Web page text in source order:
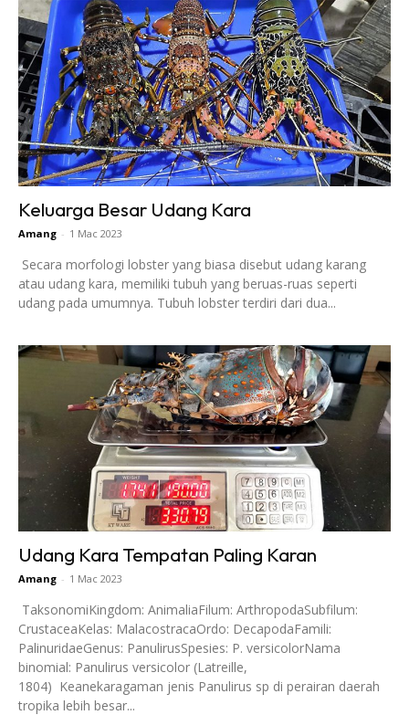
Keluarga Besar Udang Kara
Amang - 1 Mac 2023
Secara morfologi lobster yang biasa disebut udang karang
atau udang kara, memiliki tubuh yang beruas-ruas seperti
udang pada umumnya. Tubuh lobster terdiri dari dua...
Udang Kara Tempatan Paling Karan
Amang - 1 Mac 2023
TaksonomiKingdom: AnimaliaFilum: ArthropodaSubfilum:
CrustaceaKelas: MalacostracaOrdo: DecapodaFamili:
PalinuridaeGenus: PanulirusSpesies: P. versicolorNama
binomial: Panulirus versicolor (Latreille,
1804) Keanekaragaman jenis Panulirus sp di perairan daerah
tropika lebih besar...